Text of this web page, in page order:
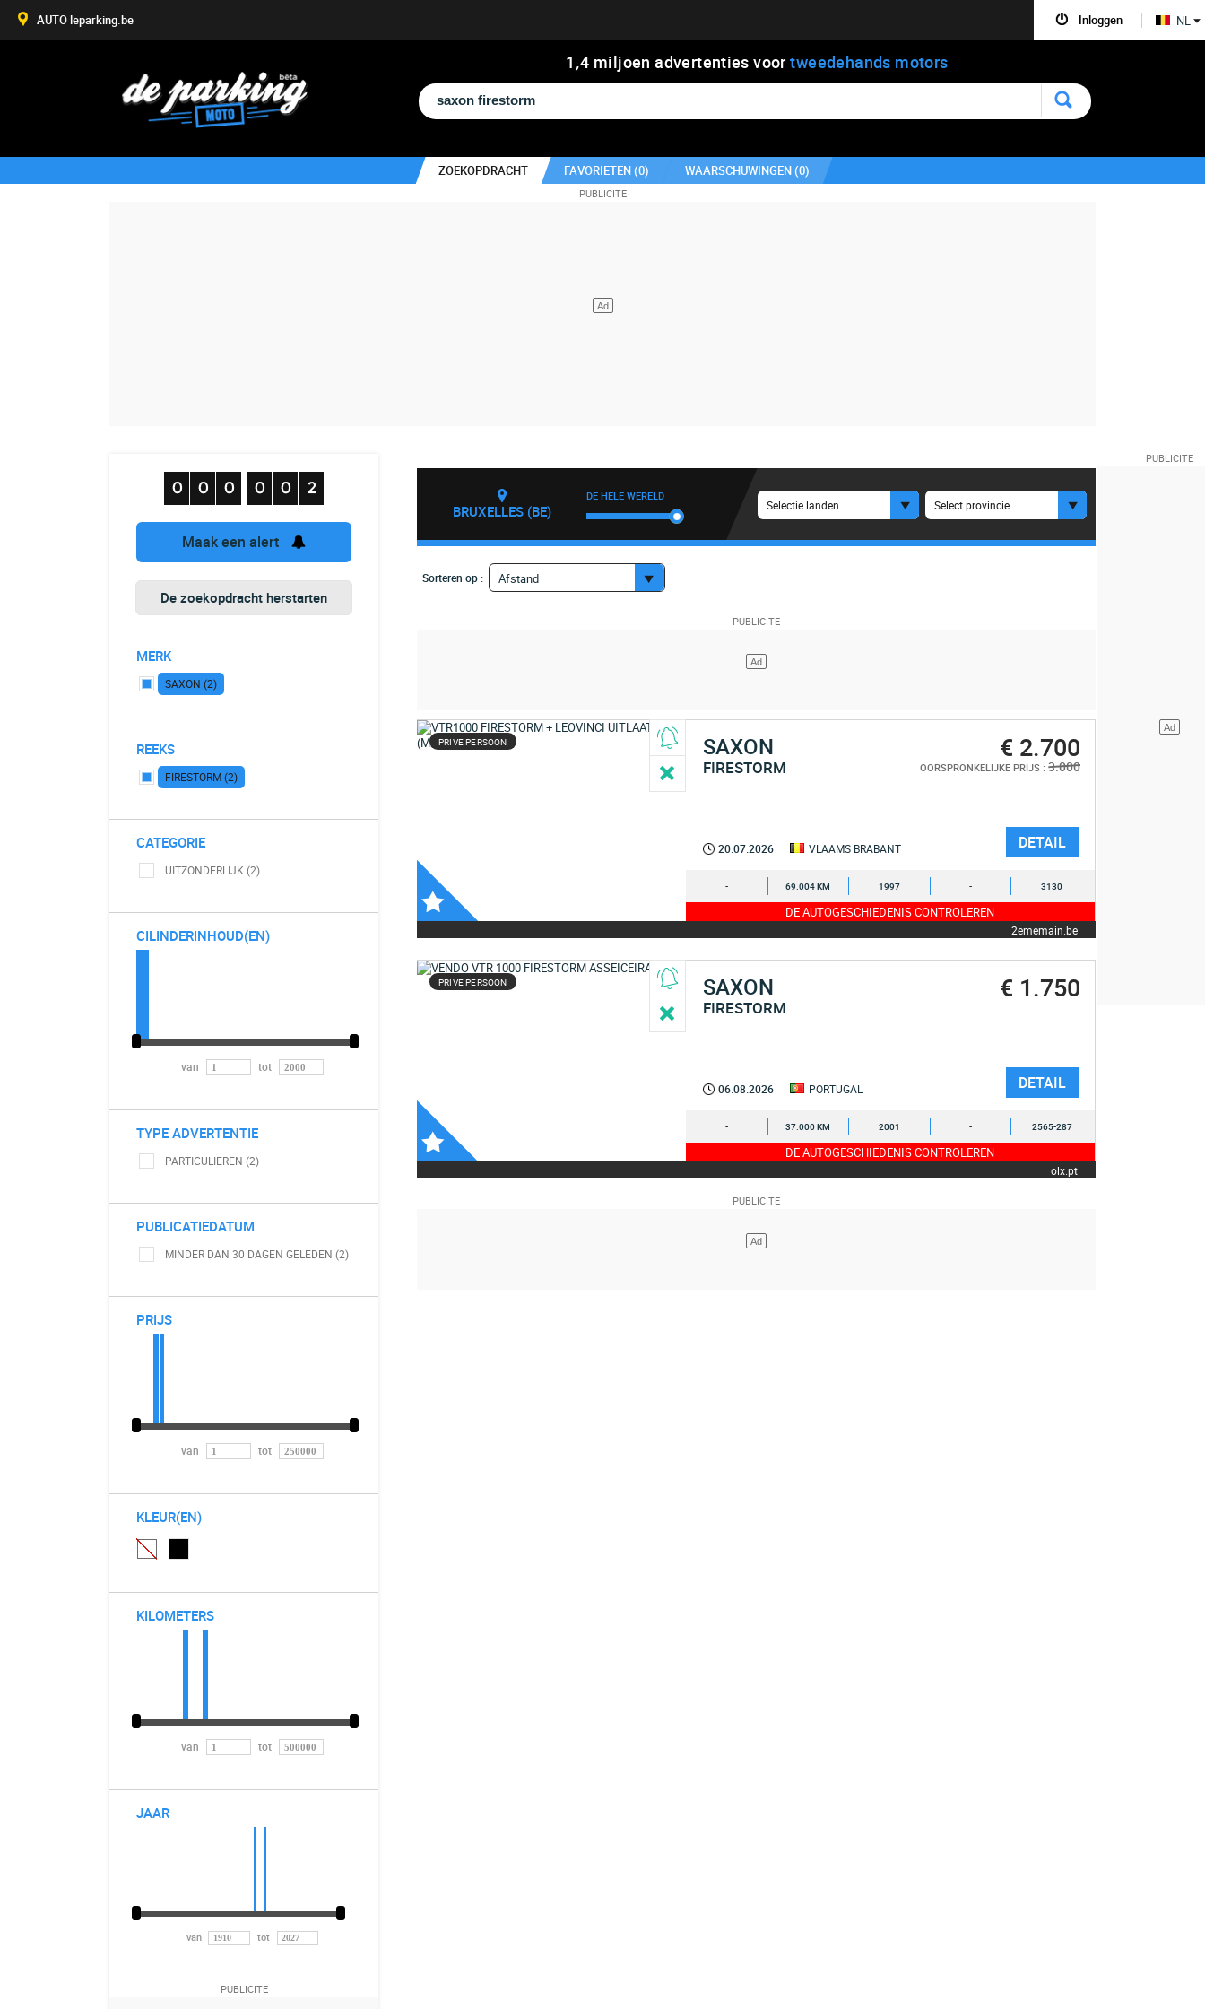
1 ,4 miljoen advertenties voortweedehands motors
ZOEKOPDRACHT FAVORIETEN (0) WAARSCHUWINGEN (0)
Maak een alert
De zoekopdracht herstarten
MERK
SAXON (2)
REEKS
FIRESTORM (2)
CATEGORIE
UITZONDERLIJK (2)
CILINDERINHOUD(EN)
van tot
TYPE ADVERTENTIE
PARTICULIEREN (2)
PUBLICATIEDATUM
MINDER DAN 30 DAGEN GELEDEN (2)
PRIJS
van tot
KLEUR(EN)
KILOMETERS
van tot
JAAR
BRUXELLES (BE)
DE HELE WERELD
Selectie landen Select provincie
Sorteren op : Afstand
PRIVE PERSOON SAXON
FIRESTORM
€ 2.700
OORSPRONKELIJKE PRIJS : 3.000
20.07.2026 VLAAMS BRABANT DETAIL
- 69.004 KM 1997 - 3130
DE AUTOGESCHIEDENIS CONTROLEREN
2ememain.be
PRIVE PERSOON SAXON
FIRESTORM
€ 1.750
06.08.2026 PORTUGAL DETAIL
- 37.000 KM 2001 - 2565-287
DE AUTOGESCHIEDENIS CONTROLEREN
olx.pt
Inloggen
AUTO leparking.be NL